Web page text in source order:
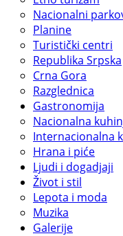
Nacionalni
Planine
Turistički centri
Republika Srpska
Crna Gora
Razglednica
Gastronomija
Nacionalna
Internacionalna
Hrana i piće
Ljudi i dogadjaji
Život i stil
Lepota i moda
Muzika
Galerije